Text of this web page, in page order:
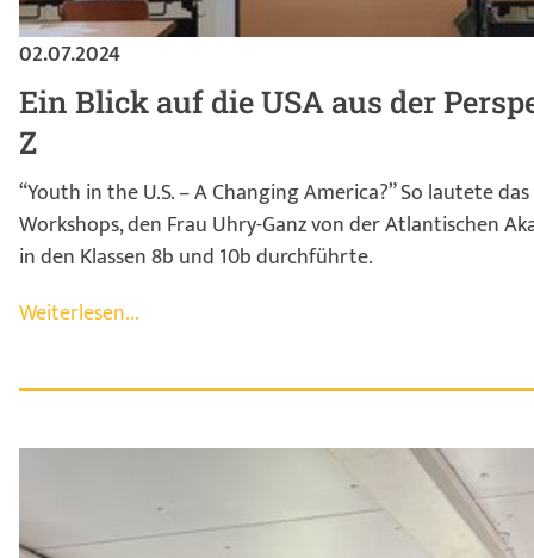
02.07.2024
Ein Blick auf die USA aus der
Z
“Youth in the U.S. – A Changing America?” So lautete
Workshops, den Frau Uhry-Ganz von der Atlantischen
in den Klassen 8b und 10b durchführte.
Weiterlesen...